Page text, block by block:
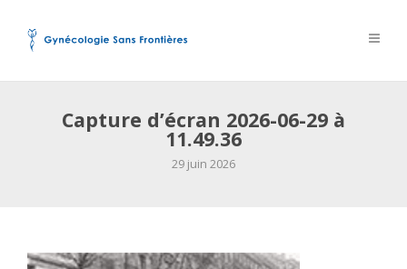
Capture d’écran 2026-06-29 à
11.49.36
29 juin 2026